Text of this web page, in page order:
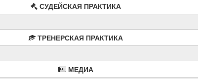
СУДЕЙСКАЯ ПРАКТИКА
ТРЕНЕРСКАЯ ПРАКТИКА
МЕДИА